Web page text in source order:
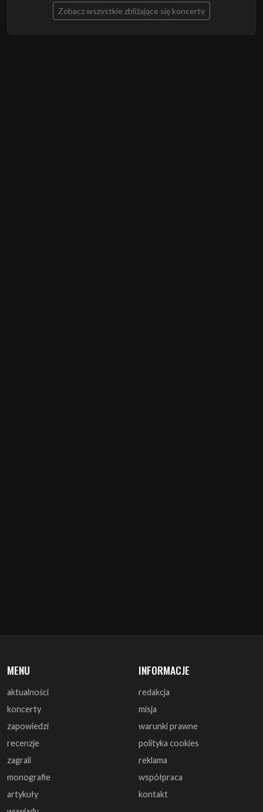
Zobacz wszystkie zbliżające się koncerty
MENU
aktualności
koncerty
zapowiedzi
recenzje
zagrali
monografie
artykuły
INFORMACJE
redakcja
misja
warunki prawne
polityka cookies
reklama
współpraca
kontakt